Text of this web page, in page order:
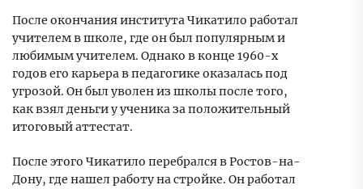
После окончания института Чикатило работал
учителем в школе, где он был популярным и
любимым учителем. Однако в конце 1960-х
годов его карьера в педагогике оказалась под
угрозой. Он был уволен из школы после того,
как взял деньги у ученика за положительный
итоговый аттестат.
После этого Чикатило перебрался в Ростов-на-
Дону, где нашел работу на стройке. Он работал